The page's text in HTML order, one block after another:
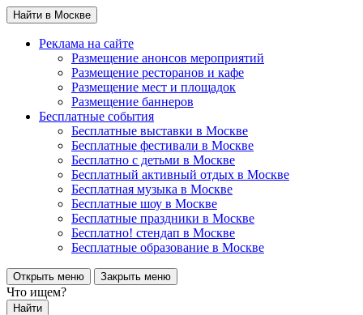
Найти в Москве
Реклама на сайте
Размещение анонсов мероприятий
Размещение ресторанов и кафе
Размещение мест и площадок
Размещение баннеров
Бесплатные события
Бесплатные выставки в Москве
Бесплатные фестивали в Москве
Бесплатно с детьми в Москве
Бесплатный активный отдых в Москве
Бесплатная музыка в Москве
Бесплатные шоу в Москве
Бесплатные праздники в Москве
Бесплатно! стендап в Москве
Бесплатные образование в Москве
Открыть меню Закрыть меню
Что ищем?
Найти